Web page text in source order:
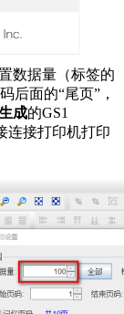
数据量（标签的
后面的“尾页”，
成的GS1
连接打印机打印